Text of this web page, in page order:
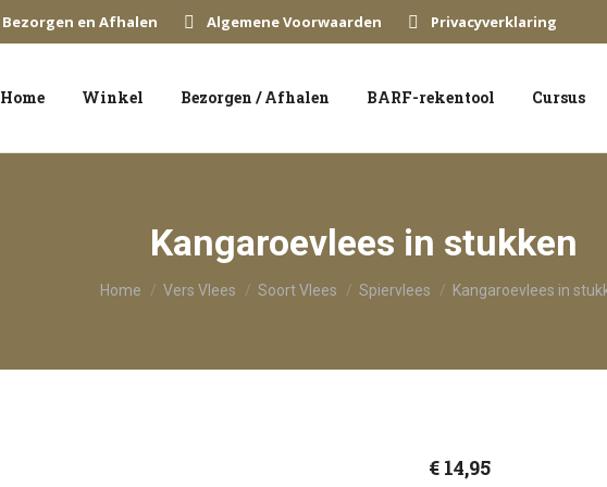
Bezorgen en Afhalen Algemene Voorwaarden Privacyverklaring
Home Winkel Bezorgen / Afhalen BARF-rekentool Cursus
Kangaroevlees in stukken
Je bent hier:
Home Vers Vlees Soort Vlees Spiervlees Kangaroevlees in
€ 14,95